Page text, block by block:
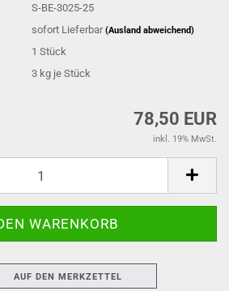
S-BE-3025-25
sofort Lieferbar(Ausland abweichend)
1Stück
3 kg je Stück
78,50 EUR
inkl. 19% MwSt.
AUF DEN MERKZETTEL